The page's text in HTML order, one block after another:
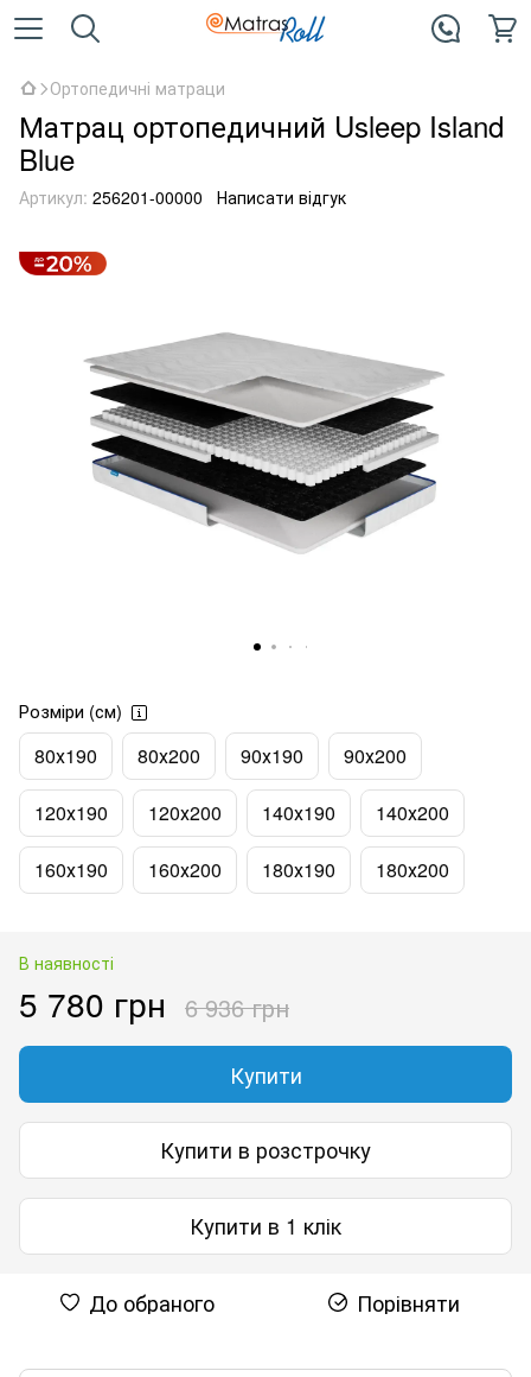
Ортопедичні матраци
Матрац ортопедичний Usleep Island
Blue
Артикул: 256201-00000 Написати відгук
Розміри (см)
80х190 80х200 90х190 90х200
120х190 120х200 140х190 140х200
160х190 160х200 180х190 180х200
В наявності
5 780 грн 6 936 грн
Купити
Купити в розстрочку
Купити в 1 клік
До обраного Порівняти